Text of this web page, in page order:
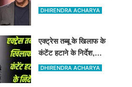
के एक मामले में उनको नोटिस
DHIRENDRA ACHARYA
एक्ट्रेस तब्बू के खिलाफ के
कंटेंट हटाने के निर्देश,
अपमानजनक, अश्लील कंटेंट
DHIRENDRA ACHARYA